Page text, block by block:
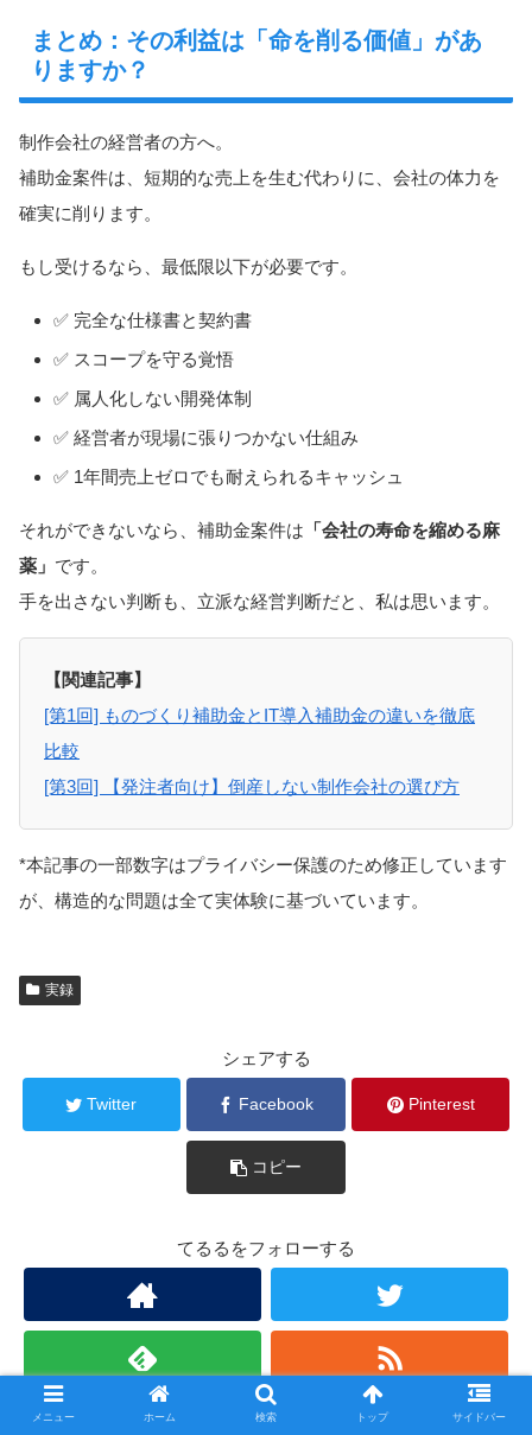
まとめ：その利益は「命を削る価値」があ
りますか？
制作会社の経営者の方へ。
補助金案件は、短期的な売上を生む代わりに、会社の体力を
確実に削ります。
もし受けるなら、最低限以下が必要です。
✅ 完全な仕様書と契約書
✅ スコープを守る覚悟
✅ 属人化しない開発体制
✅ 経営者が現場に張りつかない仕組み
✅ 1年間売上ゼロでも耐えられるキャッシュ
それができないなら、補助金案件は 「会社の寿命を縮める麻
薬」 です。
手を出さない判断も、立派な経営判断だと、私は思います。
【関連記事】
[第1回] ものづくり補助金とIT導入補助金の違いを徹底
比較
[第3回] 【発注者向け】倒産しない制作会社の選び方
*本記事の一部数字はプライバシー保護のため修正しています
が、構造的な問題は全て実体験に基づいています。
実録
シェアする
Twitter Facebook Pinterest
コピー
てるるをフォローする
メニュー ホーム 検索 トップ サイドバー